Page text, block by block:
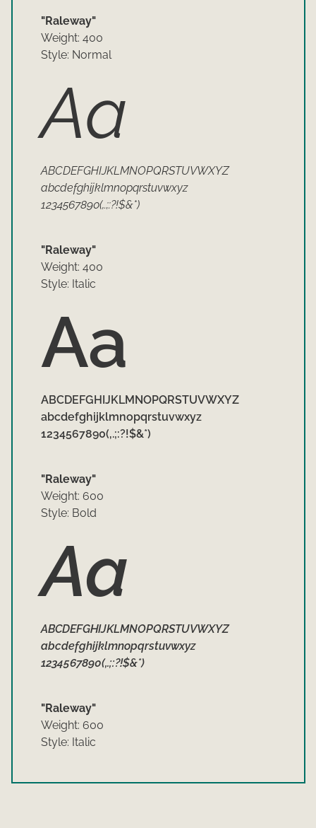
"Raleway"
Weight: 400
Style: Normal
Aa
ABCDEFGHIJKLMNOPQRSTUVWXYZ
abcdefghijklmnopqrstuvwxyz
1234567890(,.;:?!$&*)
"Raleway"
Weight: 400
Style: Italic
Aa
ABCDEFGHIJKLMNOPQRSTUVWXYZ
abcdefghijklmnopqrstuvwxyz
1234567890(,.;:?!$&*)
"Raleway"
Weight: 600
Style: Bold
Aa
ABCDEFGHIJKLMNOPQRSTUVWXYZ
abcdefghijklmnopqrstuvwxyz
1234567890(,.;:?!$&*)
"Raleway"
Weight: 600
Style: Italic